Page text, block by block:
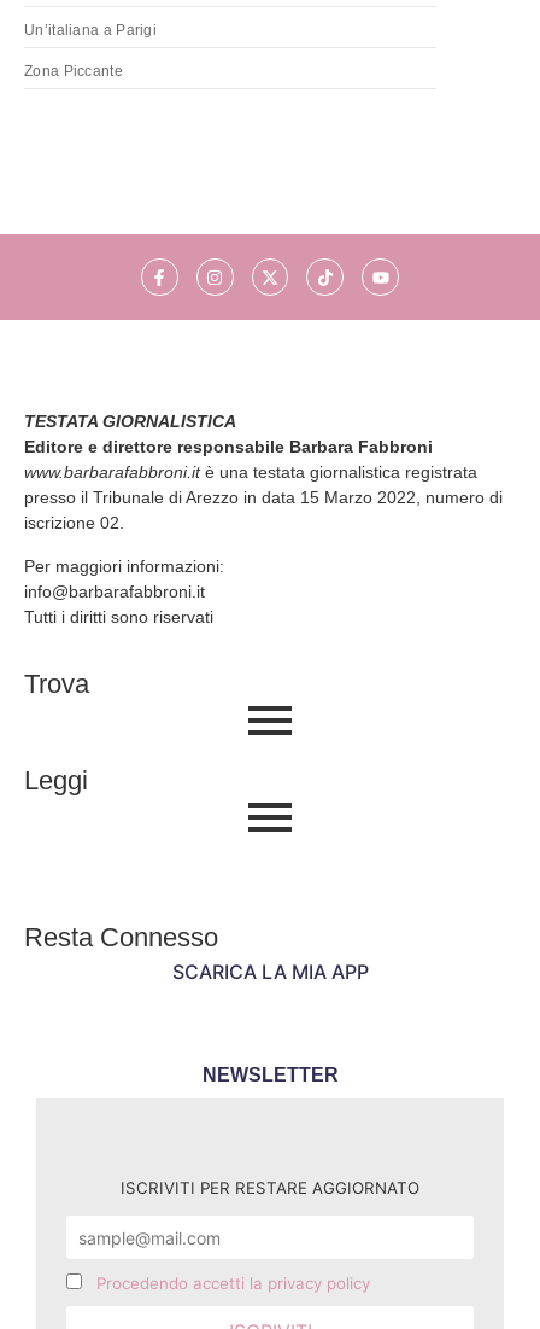
Un’italiana a Parigi
Zona Piccante
TESTATA GIORNALISTICA
Editore e direttore responsabile Barbara Fabbroni
www.barbarafabbroni.it è una testata giornalistica registrata
presso il Tribunale di Arezzo in data 15 Marzo 2022, numero di
iscrizione 02.
Per maggiori informazioni:
info@barbarafabbroni.it
Tutti i diritti sono riservati
Trova
Leggi
Resta Connesso
SCARICA LA MIA APP
NEWSLETTER
ISCRIVITI PER RESTARE AGGIORNATO
Procedendo accetti la privacy policy